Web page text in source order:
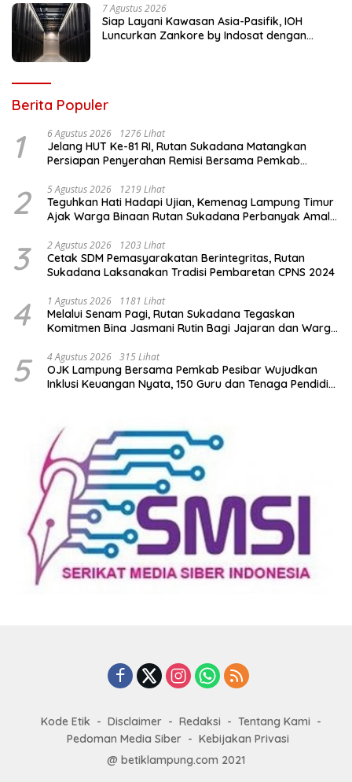
7 Agustus 2026
Siap Layani Kawasan Asia-Pasifik, IOH
Luncurkan Zankore by Indosat dengan
Berita Populer
1 6 Agustus 2026 1276 Lihat
Jelang HUT Ke-81 RI, Rutan Sukadana Matangkan
Persiapan Penyerahan Remisi Bersama Pemkab
2 5 Agustus 2026 1219 Lihat
Teguhkan Hati Hadapi Ujian, Kemenag Lampung Timur
Ajak Warga Binaan Rutan Sukadana Perbanyak Amal
3 2 Agustus 2026 1203 Lihat
Cetak SDM Pemasyarakatan Berintegritas, Rutan
Sukadana Laksanakan Tradisi Pembaretan CPNS 2024
4 1 Agustus 2026 1181 Lihat
Melalui Senam Pagi, Rutan Sukadana Tegaskan
Komitmen Bina Jasmani Rutin Bagi Jajaran dan Warga
5 4 Agustus 2026 315 Lihat
OJK Lampung Bersama Pemkab Pesibar Wujudkan
Inklusi Keuangan Nyata, 150 Guru dan Tenaga Pendidik
Kode Etik Disclaimer Redaksi
Tentang Kami
Pedoman Media Siber
Kebijakan Privasi
@ betiklampung.com 2021